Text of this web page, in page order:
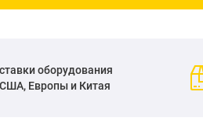
оборудования
Европы и Китая